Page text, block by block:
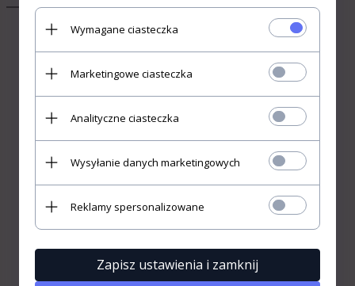
PROFESJONALNYM Zawartość
wykonujących zawody
medyczne lub zajmujących się
używaniem bądź obrotem
wyrobami medycznymi w
ramach czynności zawodowych.
« Wchodzę
Metalowa KaWe
Schimmelbusch’a -
Różne Rodzaje
PLN
Wymagane ciasteczka
Marketingowe ciasteczka
Analityczne ciasteczka
Wysyłanie danych marketingowych
Reklamy spersonalizowane
Zapisz ustawienia i zamknij